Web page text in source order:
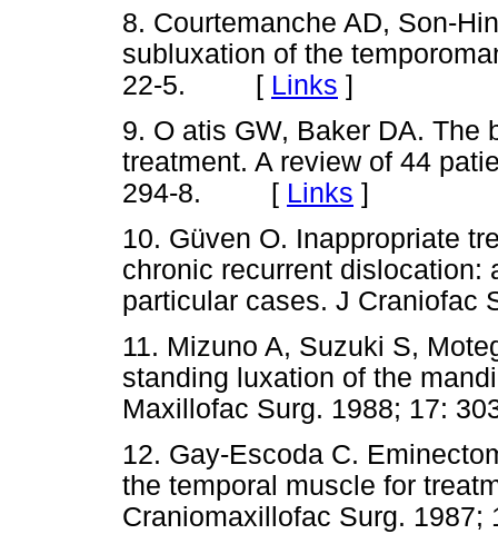
8. Courtemanche AD, Son-
subluxation of the
22-5. [ Links ]
9. O atis GW, Baker DA. The
treatment. A review of 44
294-8. [ Links ]
10. Güven O. Inappropriate
chronic recurrent dislocation:
particular cases. J
11. Mizuno A, Suzuki S,
standing luxation of the
Maxillofac Surg. 1988;
12. Gay-Escoda C.
the temporal muscle for
Craniomaxillofac Surg.